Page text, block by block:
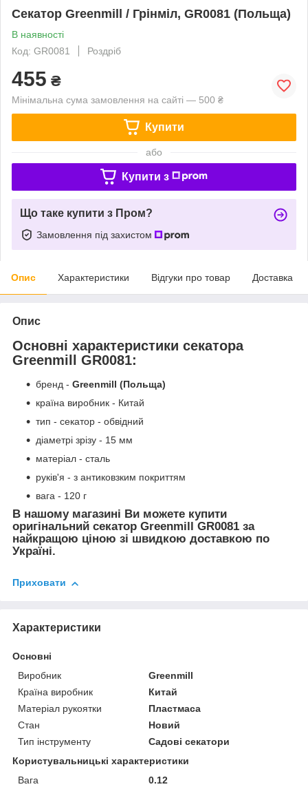
Секатор Greenmill / Грінміл, GR0081 (Польща)
В наявності
Код: GR0081
Роздріб
455 ₴
Мінімальна сума замовлення на сайті — 500 ₴
Купити
або
Купити з
Що таке купити з Пром?
Замовлення під захистом
Опис Характеристики Відгуки про товар Доставка
Опис
Основні характеристики секатора
Greenmill GR0081:
бренд - Greenmill (Польща)
країна виробник - Китай
тип - секатор - обвідний
діаметрі зрізу - 15 мм
матеріал - сталь
руків'я - з антиковзким покриттям
вага - 120 г
В нашому магазині Ви можете купити
оригінальний секатор Greenmill GR0081 за
найкращою ціною зі швидкою доставкою по
Україні.
Приховати
Характеристики
Основні
Виробник
Greenmill
Країна виробник
Китай
Матеріал рукоятки
Пластмаса
Стан
Новий
Тип інструменту
Садові секатори
Користувальницькі характеристики
Вага
0.12